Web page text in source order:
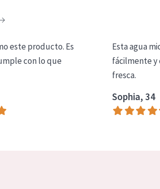
este producto. Es
con lo que
Esta agua
fácilmente y
fresca.
Sophia, 34